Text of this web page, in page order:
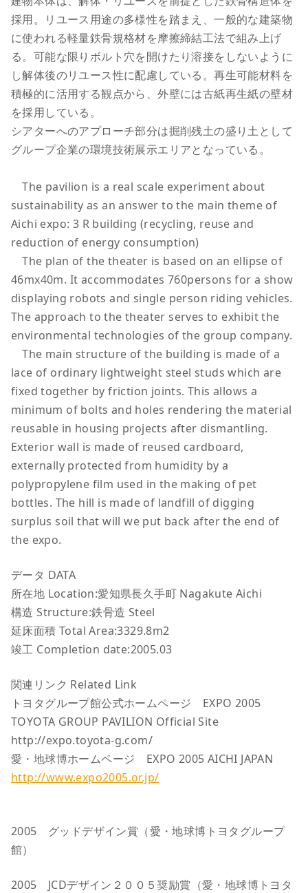
採用。リユース用途の多様性を踏まえ、一般的な建築物
に使われる軽量鉄骨規格材を摩擦締結工法で組み上げ
る。可能な限りボルト穴を開けたり溶接をしないように
し解体後のリユース性に配慮している。再生可能材料を
積極的に活用する観点から、外壁には古紙再生紙の壁材
を採用している。
シアターへのアプローチ部分は掘削残土の盛り土として
グループ企業の環境技術展示エリアとなっている。
The pavilion is a real scale experiment about
sustainability as an answer to the main theme of
Aichi expo: 3 R building (recycling, reuse and
reduction of energy consumption)
The plan of the theater is based on an ellipse of
46mx40m. It accommodates 760persons for a show
displaying robots and single person riding vehicles.
The approach to the theater serves to exhibit the
environmental technologies of the group company.
The main structure of the building is made of a
lace of ordinary lightweight steel studs which are
fixed together by friction joints. This allows a
minimum of bolts and holes rendering the material
reusable in housing projects after dismantling.
Exterior wall is made of reused cardboard,
externally protected from humidity by a
polypropylene film used in the making of pet
bottles. The hill is made of landfill of digging
surplus soil that will we put back after the end of
the expo.
データ DATA
所在地 Location:愛知県長久手町 Nagakute Aichi
構造 Structure:鉄骨造 Steel
延床面積 Total Area:3329.8m2
竣工 Completion date:2005.03
関連リンク Related Link
トヨタグループ館公式ホームページ EXPO 2005
TOYOTA GROUP PAVILION Official Site
http://expo.toyota-g.com/
愛・地球博ホームページ EXPO 2005 AICHI JAPAN
http://www.expo2005.or.jp/
2005 グッドデザイン賞（愛・地球博トヨタグループ
館）
2005 JCDデザイン２００５奨励賞（愛・地球博トヨタ